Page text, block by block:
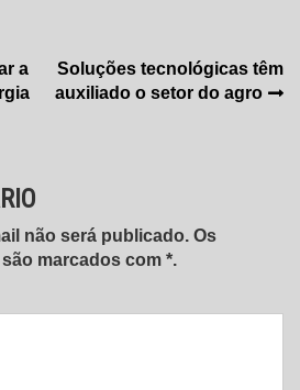
a
Soluções tecnológicas têm
auxiliado o setor do agro
não será publicado. Os
marcados com *.